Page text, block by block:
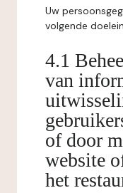
Uw
volgende
4.1
van
of door
website
het